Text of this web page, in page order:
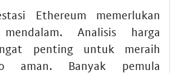
Ethereum memerlukan
mendalam. Analisis harga
penting untuk meraih
aman. Banyak pemula